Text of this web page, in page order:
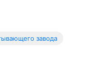
завода